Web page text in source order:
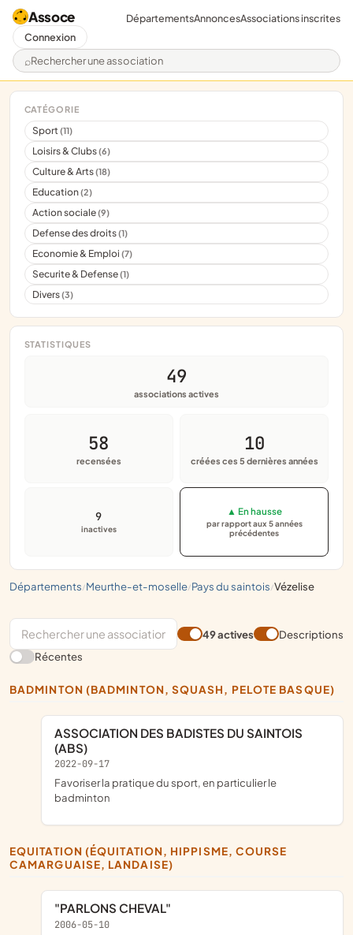
Assoce
Rechercher une association
DépartementsAnnoncesAssociations inscrites
Connexion
départements/ meurthe-et-moselle/ pays du saintois/ vézelise
CATÉGORIE
Sport(11)
Loisirs & Clubs(6)
Culture & Arts(18)
Education(2)
Action sociale(9)
Defense des droits(1)
Economie & Emploi(7)
Securite & Defense(1)
Divers(3)
STATISTIQUES
49
associations actives
58
recensées
10
créées ces 5 dernières années
9
inactives
▲ En hausse
par rapport aux 5 années
précédentes
49 actives
Descriptions
Récentes
BADMINTON (BADMINTON, SQUASH, PELOTE BASQUE)
ASSOCIATION DES BADISTES DU SAINTOIS
(ABS)
2022-09-17
favoriser la pratique du sport, en particulier le
badminton
EQUITATION (ÉQUITATION, HIPPISME, COURSE
CAMARGUAISE, LANDAISE)
"PARLONS CHEVAL"
2006-05-10